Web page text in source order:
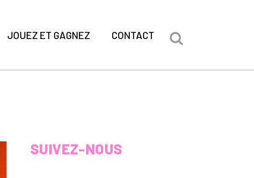
JOUEZ ET GAGNEZ CONTACT
SUIVEZ-NOUS